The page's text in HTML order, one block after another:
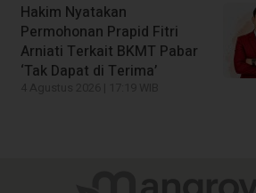
Hakim Nyatakan
Permohonan Prapid Fitri
Arniati Terkait BKMT Pabar
‘Tak Dapat di Terima’